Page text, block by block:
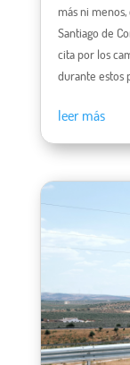
más ni
Santiago de
cita por los
durante estos
leer más